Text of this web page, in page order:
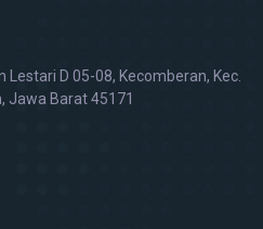
Lestari D 05-08, Kecomberan, Kec.
Jawa Barat 45171